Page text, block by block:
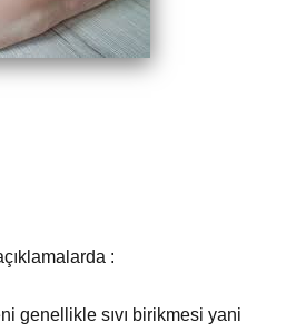
:
genellikle sıvı birikmesi yani